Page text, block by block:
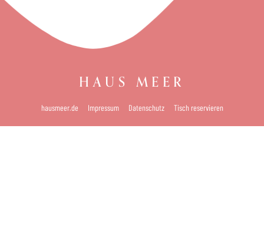
HAUS MEER
hausmeer.de Impressum Datenschutz Tisch reservieren